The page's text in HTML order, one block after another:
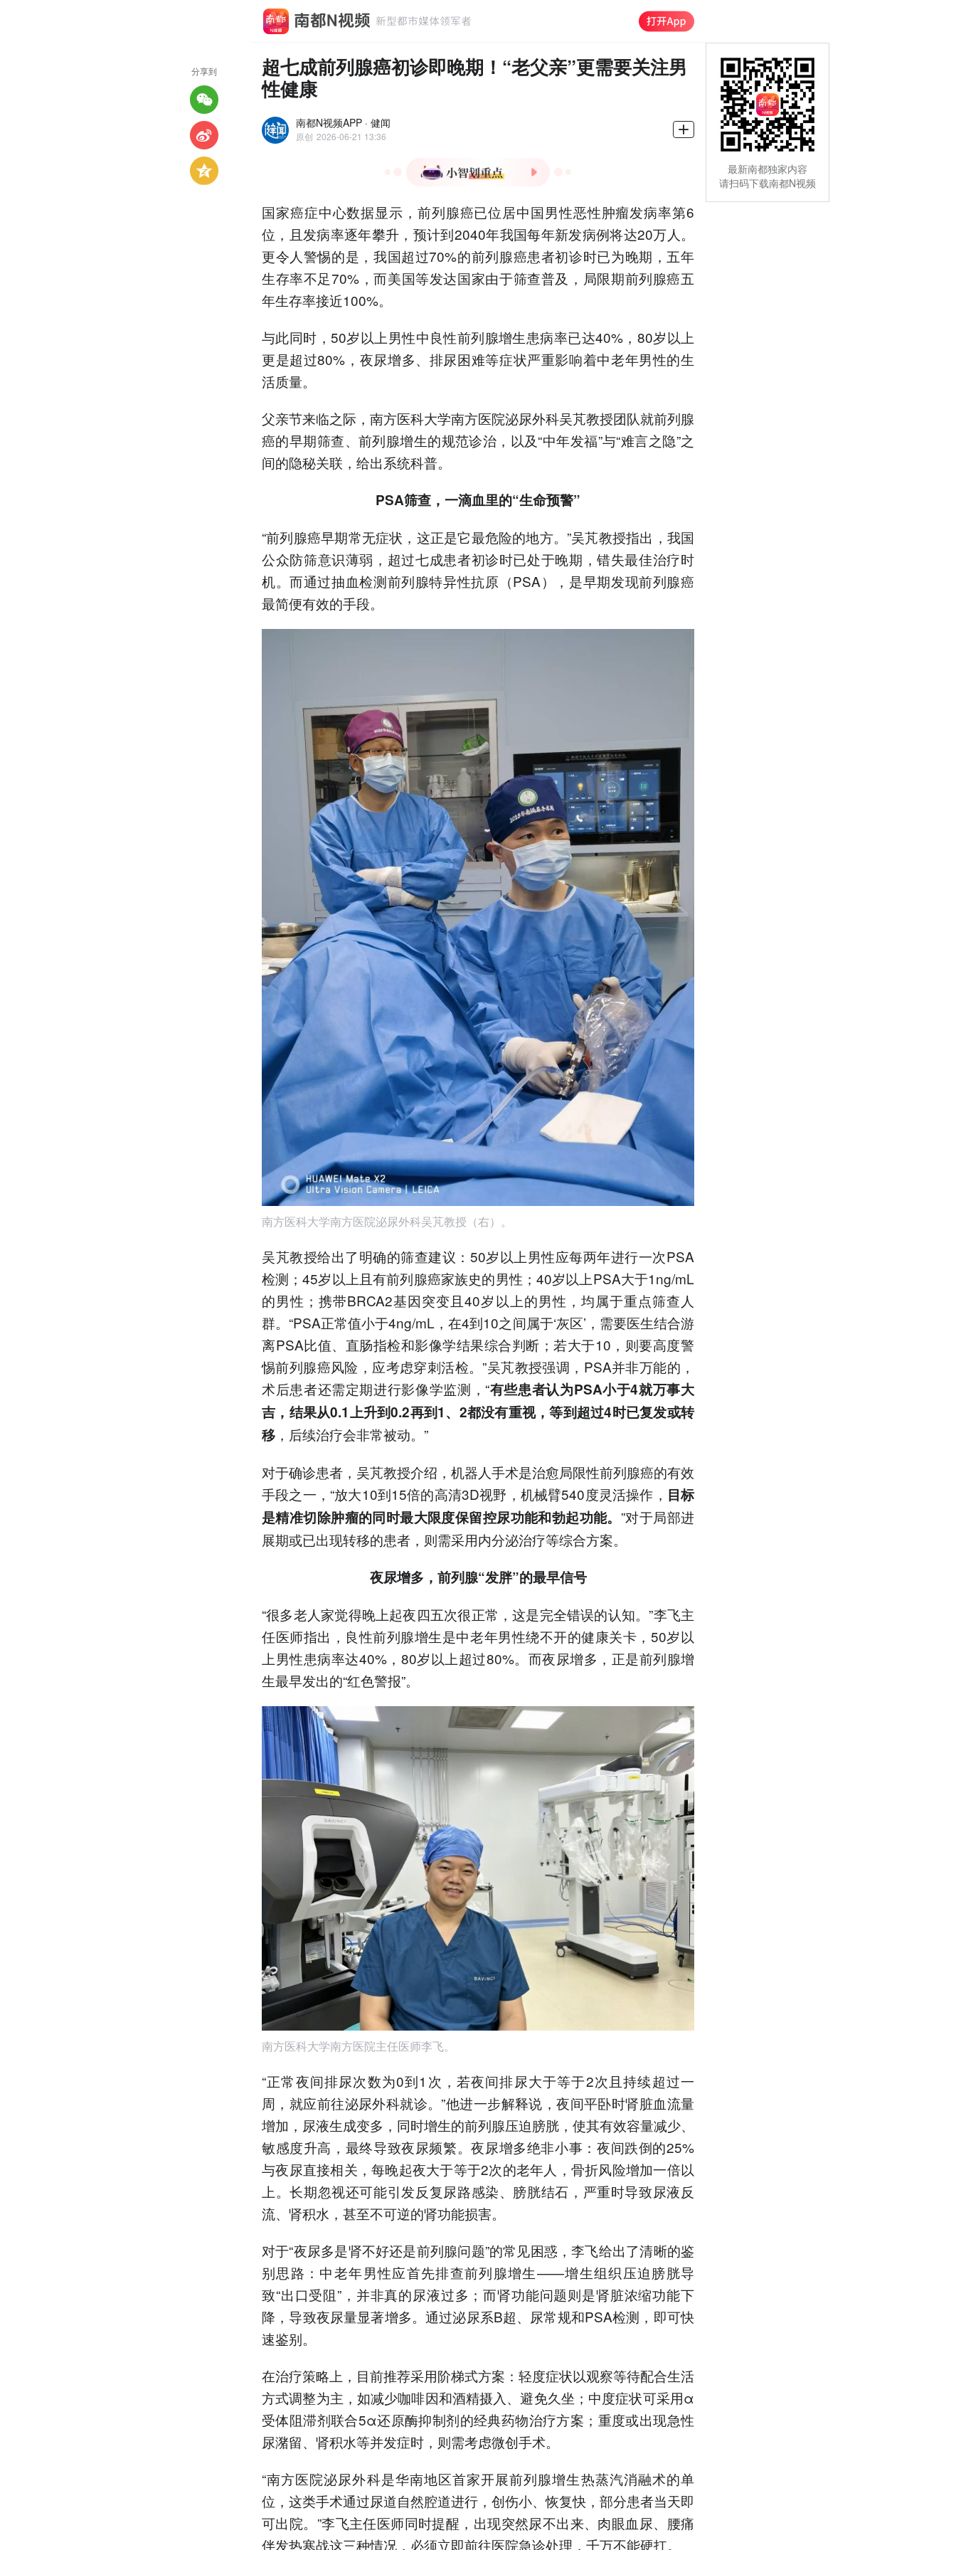
超七成前列腺癌初诊即晚期！“老父亲”更需要关注男
性健康
南都N视频APP · 健闻
原创 2026-06-21 13:36
男性恶性肿瘤第6位，70%
患者初诊已晚期。
腺癌，50岁以上男性应每两
年检测一次。
4.代谢综合征与慢性前列腺
炎存在关联，内脏脂肪促发
国家癌症中心数据显示，前列腺癌已位居中国男性恶性肿瘤发病率第6
位，且发病率逐年攀升，预计到2040年我国每年新发病例将达20万人。
更令人警惕的是，我国超过70%的前列腺癌患者初诊时已为晚期，五年
生存率不足70%，而美国等发达国家由于筛查普及，局限期前列腺癌五
年生存率接近100%。
与此同时，50岁以上男性中良性前列腺增生患病率已达40%，80岁以上
更是超过80%，夜尿增多、排尿困难等症状严重影响着中老年男性的生
活质量。
父亲节来临之际，南方医科大学南方医院泌尿外科吴芃教授团队就前列腺
癌的早期筛查、前列腺增生的规范诊治，以及“中年发福”与“难言之隐”之
间的隐秘关联，给出系统科普。
PSA筛查 ， 一滴血里的“生命预警”
“前列腺癌早期常无症状，这正是它最危险的地方。”吴芃教授指出，我国
公众防筛意识薄弱，超过七成患者初诊时已处于晚期，错失最佳治疗时
机。而通过抽血检测前列腺特异性抗原（PSA），是早期发现前列腺癌
最简便有效的手段。
南方医科大学南方医院泌尿外科吴芃教授（右）。
吴芃教授给出了明确的筛查建议：50岁以上男性应每两年进行一次PSA
检测；45岁以上且有前列腺癌家族史的男性；40岁以上PSA大于1ng/mL
的男性；携带BRCA2基因突变且40岁以上的男性，均属于重点筛查人
群。“PSA正常值小于4ng/mL，在4到10之间属于‘灰区’，需要医生结合游
离PSA比值、直肠指检和影像学结果综合判断；若大于10，则要高度警
惕前列腺癌风险，应考虑穿刺活检。”吴芃教授强调，PSA并非万能的，
术后患者还需定期进行影像学监测，“有些患者认为PSA小于4就万事大
吉，结果从0.1上升到0.2再到1、2都没有重视，等到超过4时已复发或转
移 ，后续治疗会非常被动。”
对于确诊患者，吴芃教授介绍，机器人手术是治愈局限性前列腺癌的有效
手段之一，“放大10到15倍的高清3D视野，机械臂540度灵活操作， 目标
是精准切除肿瘤的同时最大限度保留控尿功能和勃起功能。 ”对于局部进
展期或已出现转移的患者，则需采用内分泌治疗等综合方案。
夜尿增多 ， 前列腺“发胖”的最早信号
“很多老人家觉得晚上起夜四五次很正常，这是完全错误的认知。”李飞主
任医师指出，良性前列腺增生是中老年男性绕不开的健康关卡，50岁以
上男性患病率达40%，80岁以上超过80%。而夜尿增多，正是前列腺增
生最早发出的“红色警报”。
南方医科大学南方医院主任医师李飞。
“正常夜间排尿次数为0到1次，若夜间排尿大于等于2次且持续超过一
周，就应前往泌尿外科就诊。”他进一步解释说，夜间平卧时肾脏血流量
增加，尿液生成变多，同时增生的前列腺压迫膀胱，使其有效容量减少、
敏感度升高，最终导致夜尿频繁。夜尿增多绝非小事：夜间跌倒的25%
与夜尿直接相关，每晚起夜大于等于2次的老年人，骨折风险增加一倍以
上。长期忽视还可能引发反复尿路感染、膀胱结石，严重时导致尿液反
流、肾积水，甚至不可逆的肾功能损害。
对于“夜尿多是肾不好还是前列腺问题”的常见困惑，李飞给出了清晰的鉴
别思路：中老年男性应首先排查前列腺增生——增生组织压迫膀胱导
致“出口受阻”，并非真的尿液过多；而肾功能问题则是肾脏浓缩功能下
降，导致夜尿量显著增多。通过泌尿系B超、尿常规和PSA检测，即可快
速鉴别。
在治疗策略上，目前推荐采用阶梯式方案：轻度症状以观察等待配合生活
方式调整为主，如减少咖啡因和酒精摄入、避免久坐；中度症状可采用α
受体阻滞剂联合5α还原酶抑制剂的经典药物治疗方案；重度或出现急性
尿潴留、肾积水等并发症时，则需考虑微创手术。
“南方医院泌尿外科是华南地区首家开展前列腺增生热蒸汽消融术的单
位，这类手术通过尿道自然腔道进行，创伤小、恢复快，部分患者当天即
可出院。”李飞主任医师同时提醒，出现突然尿不出来、肉眼血尿、腰痛
伴发热寒战这三种情况，必须立即前往医院急诊处理，千万不能硬扛。
分享到
最新南都独家内容
请扫码下载南都N视频